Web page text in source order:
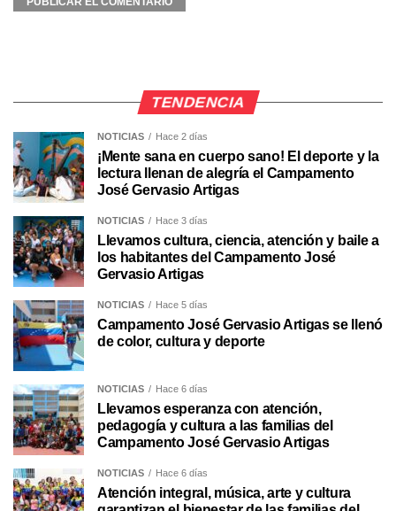
TENDENCIA
NOTICIAS Hace 2 días
¡Mente sana en cuerpo sano! El deporte y la
lectura llenan de alegría el Campamento
José Gervasio Artigas
NOTICIAS Hace 3 días
Llevamos cultura, ciencia, atención y baile a
los habitantes del Campamento José
Gervasio Artigas
NOTICIAS Hace 5 días
Campamento José Gervasio Artigas se llenó
de color, cultura y deporte
NOTICIAS Hace 6 días
Llevamos esperanza con atención,
pedagogía y cultura a las familias del
Campamento José Gervasio Artigas
NOTICIAS Hace 6 días
Atención integral, música, arte y cultura